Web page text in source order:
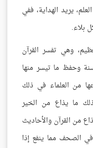
يريد الهداية، ففي
بلاء.
وهي تفسر القرآن
وحفظ ما تيسر منها
من العلماء في ذلك
ما يذاع من الخير
من القرآن والأحاديث
الصحف مما ينفع إذا